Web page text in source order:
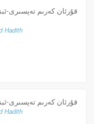
Hadith
قۇرئان كەرىم تەپسىرى-ئبنى
Hadith